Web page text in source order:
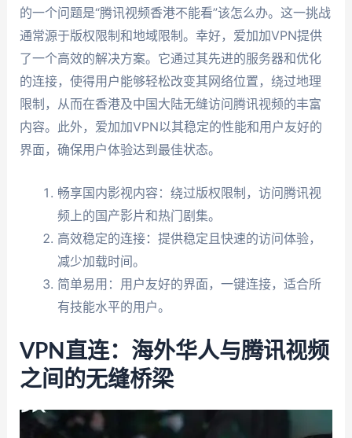
的一个问题是“腾讯视频香港不能看”该怎么办。这一挑战
通常源于版权限制和地域限制。幸好，爱加加VPN提供
了一个高效的解决方案。它通过其先进的服务器和优化
的连接，使得用户能够轻松改变其网络位置，绕过地理
限制，从而在香港及中国大陆无缝访问腾讯视频的丰富
内容。此外，爱加加VPN以其稳定的性能和用户友好的
界面，确保用户体验达到最佳状态。
畅享国内影视内容：绕过版权限制，访问腾讯视
频上的国产影片和热门剧集。
高效稳定的连接：提供稳定且快速的访问体验，
减少加载时间。
简单易用：用户友好的界面，一键连接，适合所
有技能水平的用户。
VPN直连：海外华人与腾讯视频
之间的无缝桥梁